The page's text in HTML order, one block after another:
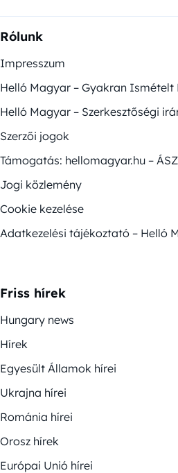
Rólunk
Impresszum
Helló Magyar – Gyakran Ismételt
Helló Magyar – Szerkesztőségi
Szerzői jogok
Támogatás: hellomagyar.hu –
Jogi közlemény
Cookie kezelése
Adatkezelési tájékoztató – Helló
Friss hírek
Hungary news
Hírek
Egyesült Államok hírei
Ukrajna hírei
Románia hírei
Orosz hírek
Európai Unió hírei